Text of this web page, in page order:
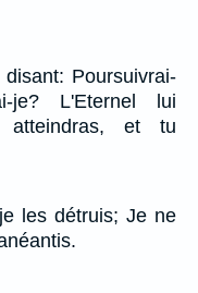
Poursuivrai-
je? L'Eternel lui
atteindras, et tu
les détruis; Je ne